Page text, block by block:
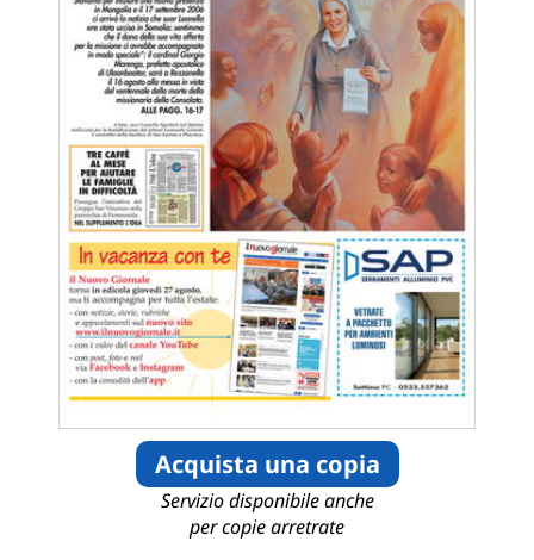
Acquista una copia
Servizio disponibile anche
per copie arretrate